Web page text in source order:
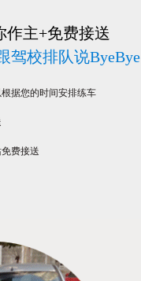
作主+免费接送
驾校排队说ByeBye
据您的时间安排练车
费接送